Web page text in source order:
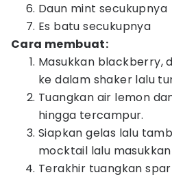
Daun mint secukupnya
Es batu secukupnya
Cara membuat:
Masukkan blackberry,
ke dalam shaker lalu
Tuangkan air lemon
hingga tercampur.
Siapkan gelas lalu
mocktail lalu
Terakhir tuangkan